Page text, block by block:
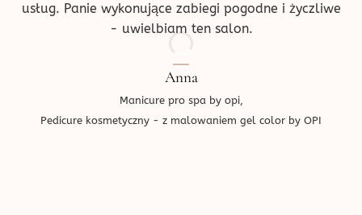
usług. Panie wykonujące zabiegi pogodne i życzliwe
- uwielbiam ten salon.
Anna
Manicure pro spa by opi,
Pedicure kosmetyczny - z malowaniem gel color by OPI